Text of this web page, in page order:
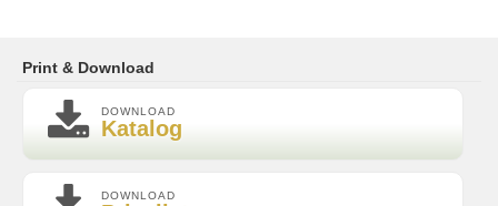
Print & Download
DOWNLOAD
Katalog
DOWNLOAD